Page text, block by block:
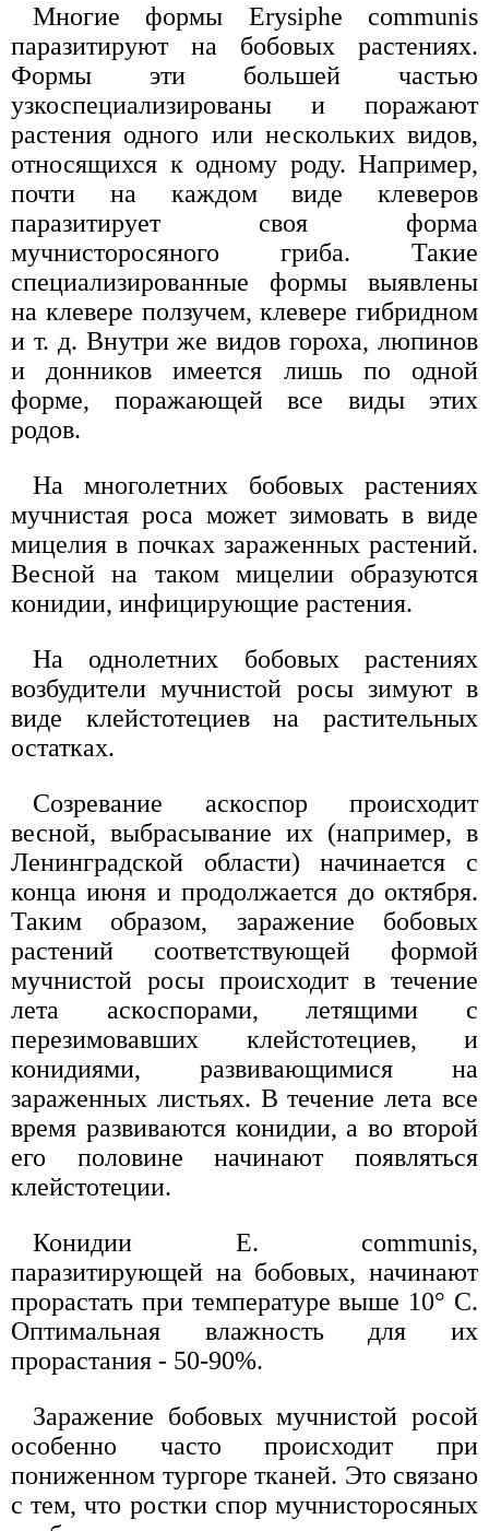
Многие формы Erysiphe communis
паразитируют на бобовых растениях.
Формы эти большей частью
узкоспециализированы и поражают
растения одного или нескольких видов,
относящихся к одному роду. Например,
почти на каждом виде клеверов
паразитирует своя форма
мучнисторосяного гриба. Такие
специализированные формы выявлены
на клевере ползучем, клевере гибридном
и т. д. Внутри же видов гороха, люпинов
и донников имеется лишь по одной
форме, поражающей все виды этих
родов.
На многолетних бобовых растениях
мучнистая роса может зимовать в виде
мицелия в почках зараженных растений.
Весной на таком мицелии образуются
конидии, инфицирующие растения.
На однолетних бобовых растениях
возбудители мучнистой росы зимуют в
виде клейстотециев на растительных
остатках.
Созревание аскоспор происходит
весной, выбрасывание их (например, в
Ленинградской области) начинается с
конца июня и продолжается до октября.
Таким образом, заражение бобовых
растений соответствующей формой
мучнистой росы происходит в течение
лета аскоспорами, летящими с
перезимовавших клейстотециев, и
конидиями, развивающимися на
зараженных листьях. В течение лета все
время развиваются конидии, а во второй
его половине начинают появляться
клейстотеции.
Конидии Е. communis,
паразитирующей на бобовых, начинают
прорастать при температуре выше 10° С.
Оптимальная влажность для их
прорастания - 50-90%.
Заражение бобовых мучнистой росой
особенно часто происходит при
пониженном тургоре тканей. Это связано
с тем, что ростки спор мучнисторосяных